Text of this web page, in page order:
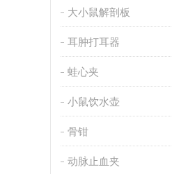
大小鼠解剖板
耳肿打耳器
蛙心夹
小鼠饮水壶
骨钳
动脉止血夹